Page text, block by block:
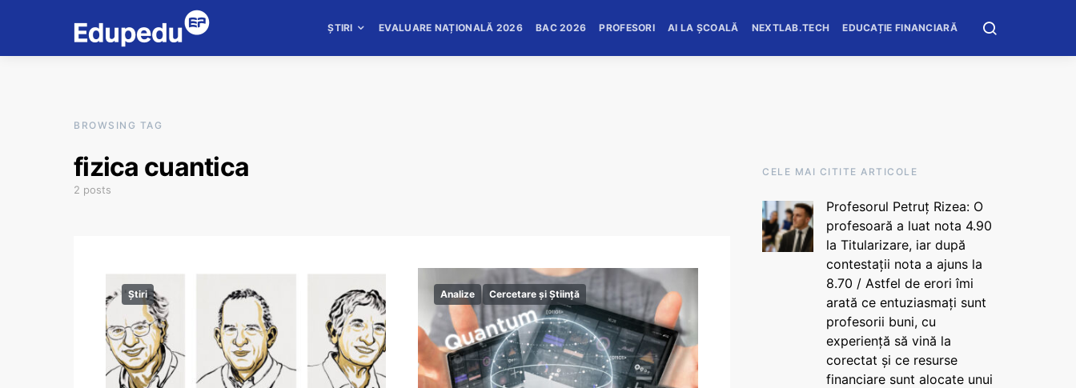
ȘTIRI EVALUARE NAȚIONALĂ 2026 BAC 2026 PROFESORI AI LA ȘCOALĂ NEXTLAB.TECH EDUCAȚIE FINANCIARĂ
BROWSING TAG
fizica cuantica
2 posts
Știri Analize Cercetare și Știință
CELE MAI CITITE ARTICOLE
Profesorul Petruț Rizea: O
profesoară a luat nota 4.90
la Titularizare, iar după
contestații nota a ajuns la
8.70 / Astfel de erori îmi
arată ce entuziasmați sunt
profesorii buni, cu
experiență să vină la
corectat și ce resurse
financiare sunt alocate unui